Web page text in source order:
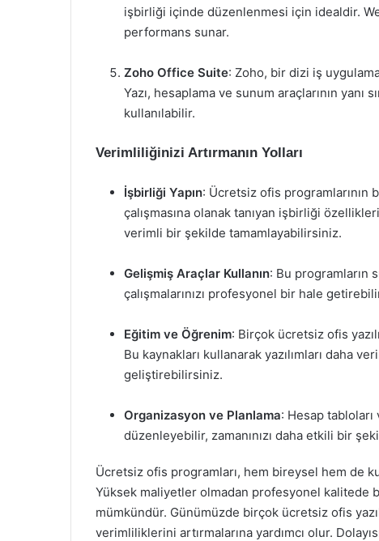
işbirliği içinde düzenlenmesi için idealdir.
performans sunar.
Zoho Office Suite: Zoho, bir dizi iş
Yazı, hesaplama ve sunum araçlarının
kullanılabilir.
Verimliliğinizi Artırmanın Yolları
İşbirliği Yapın: Ücretsiz ofis programlarının
çalışmasına olanak tanıyan işbirliği
verimli bir şekilde tamamlayabilirsiniz.
Gelişmiş Araçlar Kullanın: Bu programların
çalışmalarınızı profesyonel bir hale
Eğitim ve Öğrenim: Birçok ücretsiz ofis
Bu kaynakları kullanarak yazılımları daha
geliştirebilirsiniz.
Organizasyon ve Planlama: Hesap tabloları
düzenleyebilir, zamanınızı daha etkili bir
Ücretsiz ofis programları, hem bireysel hem de
Yüksek maliyetler olmadan profesyonel kalitede
mümkündür. Günümüzde birçok ücretsiz ofis
verimliliklerini artırmalarına yardımcı olur.